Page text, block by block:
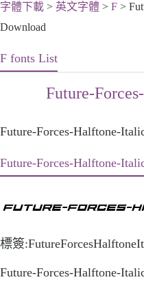
字體下載 > 英文字體 > F >
Download
F fonts List
Future-
Future-Forces-Halftone-
Future-Forces-Halftone-
標簽
Future-Forces-Halftone-